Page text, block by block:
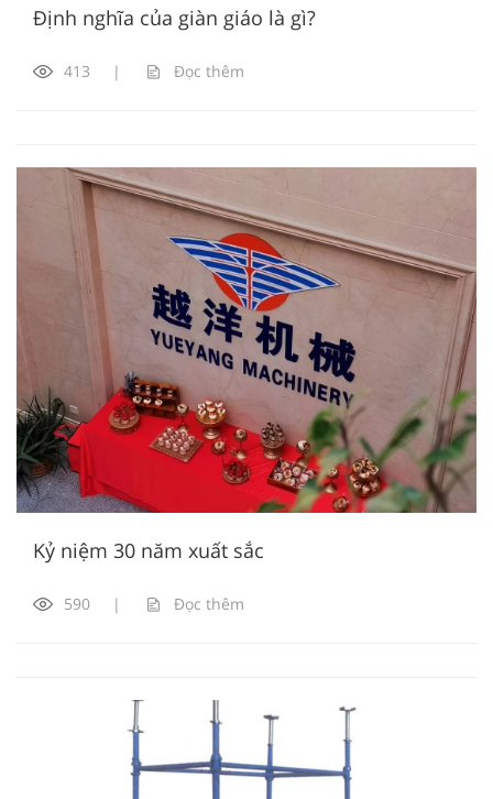
Định nghĩa của giàn giáo là gì?
413 | Đọc thêm
Kỷ niệm 30 năm xuất sắc
590 | Đọc thêm